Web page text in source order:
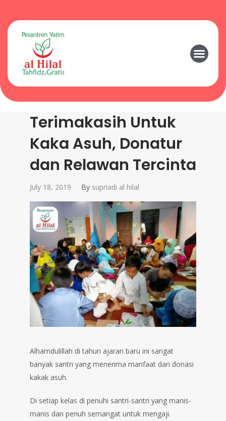
Terimakasih Untuk
Kaka Asuh, Donatur
dan Relawan Tercinta
July 18, 2019 By supriadi al hilal
Alhamdulillah di tahun ajaran baru ini sangat
banyak santri yang menerima manfaat dari donasi
kakak asuh.
Di setiap kelas di penuhi santri-santri yang manis-
manis dan penuh semangat untuk mengaji.